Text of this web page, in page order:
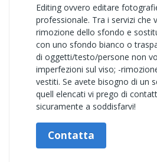
Editing ovvero editare
professionale. Tra i servizi che
rimozione dello sfondo e
con uno sfondo bianco o
di oggetti/testo/persone non
imperfezioni sul viso; -
vestiti. Se avete bisogno di un
quell elencati vi prego di
sicuramente a soddisfarvi!
Contatta